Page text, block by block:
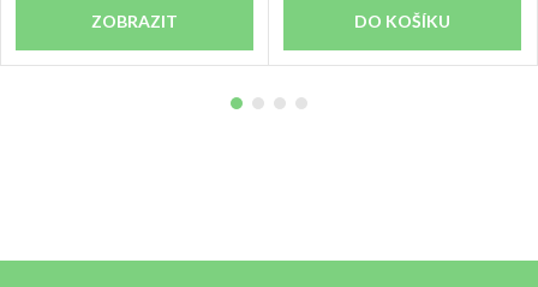
ZOBRAZIT DO KOŠÍKU